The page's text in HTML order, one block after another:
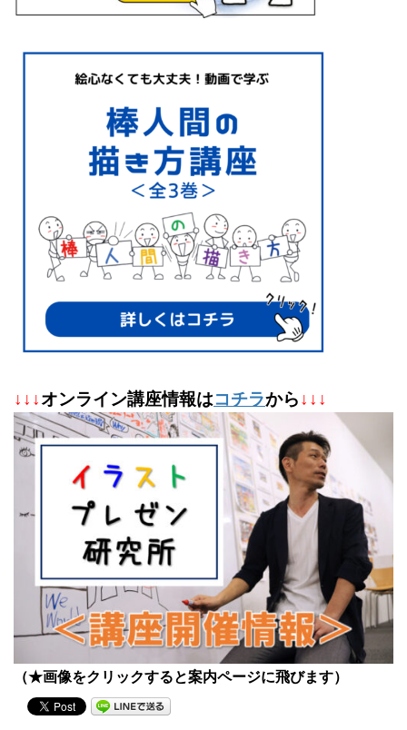
↓ ↓ ↓オンライン講座情報はコチラから↓↓↓
（★画像をクリックすると案内ページに飛びます）